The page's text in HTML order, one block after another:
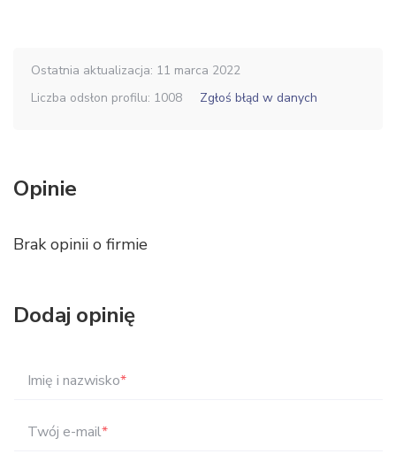
Ostatnia aktualizacja: 11 marca 2022
Liczba odsłon profilu: 1008
Zgłoś błąd w danych
Opinie
Brak opinii o firmie
Dodaj opinię
Imię i nazwisko*
Twój e-mail*